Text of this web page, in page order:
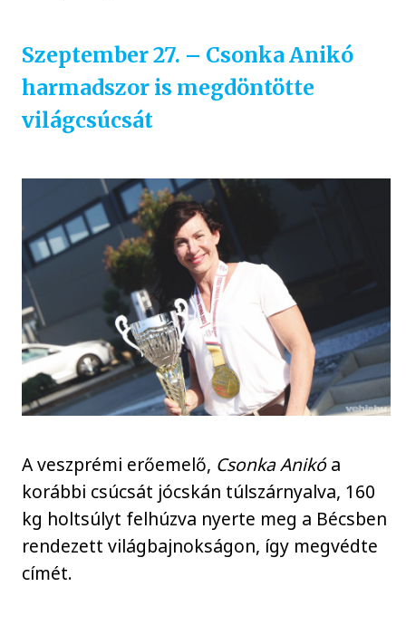
Szeptember 27. – Csonka Anikó
harmadszor is megdöntötte
világcsúcsát
A veszprémi erőemelő, Csonka Anikóa
korábbi csúcsát jócskán túlszárnyalva, 160
kg holtsúlyt felhúzva nyerte meg a Bécsben
rendezett világbajnokságon, így megvédte
címét.